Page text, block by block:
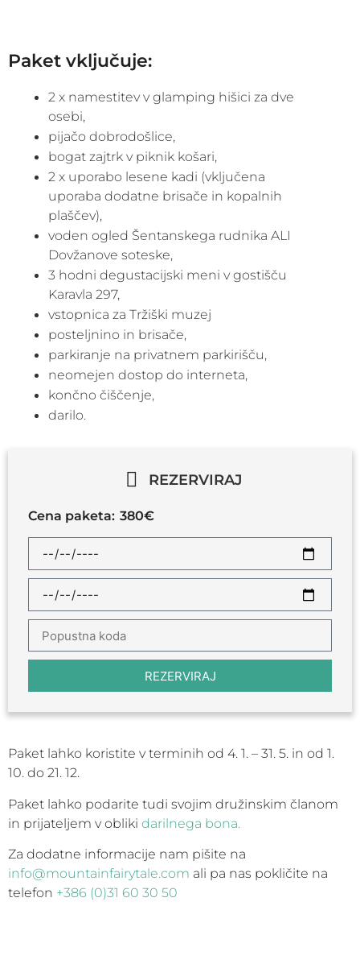
Paket vključuje:
2 x namestitev v glamping hišici za dve
osebi,
pijačo dobrodošlice,
bogat zajtrk v piknik košari,
2 x uporabo lesene kadi (vključena
uporaba dodatne brisače in kopalnih
plaščev),
voden ogled Šentanskega rudnika ALI
Dovžanove soteske,
3 hodni degustacijski meni v gostišču
Karavla 297,
vstopnica za Tržiški muzej
posteljnino in brisače,
parkiranje na privatnem parkirišču,
neomejen dostop do interneta,
končno čiščenje,
darilo.
REZERVIRAJ
Cena paketa: 380€
REZERVIRAJ
Paket lahko koristite v terminih od 4. 1. – 31. 5. in od 1.
10. do 21. 12.
Paket lahko podarite tudi svojim družinskim članom
in prijateljem v obliki darilnega bona.
Za dodatne informacije nam pišite na
info@mountainfairytale.com ali pa nas pokličite na
telefon +386 (0)31 60 30 50